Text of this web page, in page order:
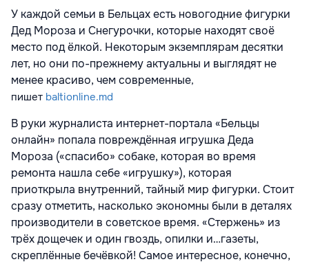
У каждой семьи в Бельцах есть новогодние фигурки
Дед Мороза и Снегурочки, которые находят своё
место под ёлкой. Некоторым экземплярам десятки
лет, но они по-прежнему актуальны и выглядят не
менее красиво, чем современные,
пишет baltionline.md
В руки журналиста интернет-портала «Бельцы
онлайн» попала повреждённая игрушка Деда
Мороза («спасибо» собаке, которая во время
ремонта нашла себе «игрушку»), которая
приоткрыла внутренний, тайный мир фигурки. Стоит
сразу отметить, насколько экономны были в деталях
производители в советское время. «Стержень» из
трёх дощечек и один гвоздь, опилки и…газеты,
скреплённые бечёвкой! Самое интересное, конечно,